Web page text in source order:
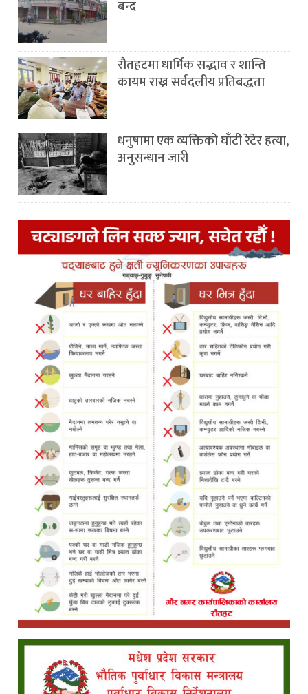
बन्द
रौतहटमा धार्मिक सद्भाव र शान्ति
कायम राख्न सर्वदलीय प्रतिबद्धता
धनुषामा एक व्यक्तिको घाँटी रेटेर हत्या,
अनुसन्धान जारी